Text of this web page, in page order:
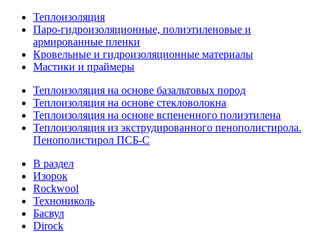
Теплоизоляция
Паро-гидроизоляционные, полиэтиленовые и
армированные пленки
Кровельные и гидроизоляционные материалы
Мастики и праймеры
Теплоизоляция на основе базальтовых пород
Теплоизоляция на основе стекловолокна
Теплоизоляция на основе вспененного полиэтилена
Теплоизоляция из экструдированного пенополистирола.
Пенополистирол ПСБ-С
В раздел
Изорок
Rockwool
Технониколь
Басвул
Dirock